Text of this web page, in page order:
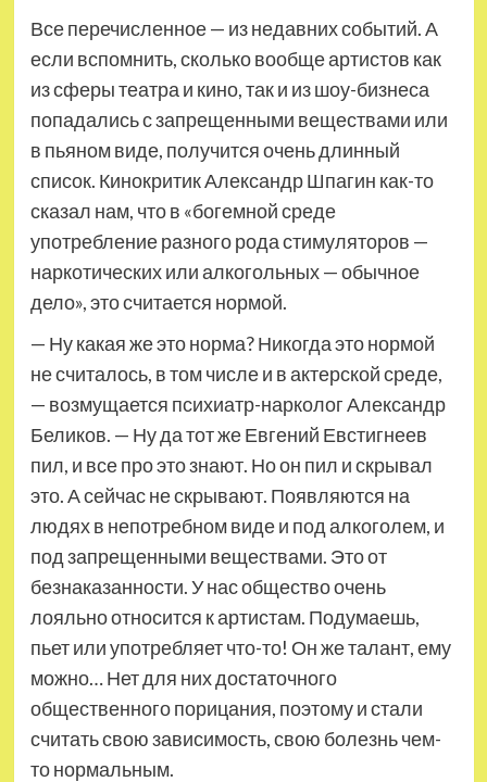
Все перечисленное — из недавних событий. А
если вспомнить, сколько вообще артистов как
из сферы театра и кино, так и из шоу-бизнеса
попадались с запрещенными веществами или
в пьяном виде, получится очень длинный
список. Кинокритик Александр Шпагин как-то
сказал нам, что в «богемной среде
употребление разного рода стимуляторов —
наркотических или алкогольных — обычное
дело», это считается нормой.
— Ну какая же это норма? Никогда это нормой
не считалось, в том числе и в актерской среде,
— возмущается психиатр-нарколог Александр
Беликов. — Ну да тот же Евгений Евстигнеев
пил, и все про это знают. Но он пил и скрывал
это. А сейчас не скрывают. Появляются на
людях в непотребном виде и под алкоголем, и
под запрещенными веществами. Это от
безнаказанности. У нас общество очень
лояльно относится к артистам. Подумаешь,
пьет или употребляет что-то! Он же талант, ему
можно… Нет для них достаточного
общественного порицания, поэтому и стали
считать свою зависимость, свою болезнь чем-
то нормальным.